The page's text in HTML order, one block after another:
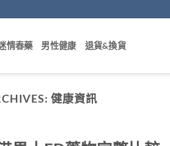
情春藥 男性健康 退貨&換貨
健康資訊